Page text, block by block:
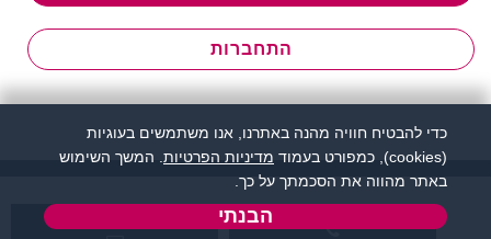
התחברות
כדי להבטיח חוויה מהנה באתרנו, אנו משתמשים בעוגיות
(cookies), כמפורט בעמוד
מדיניות הפרטיות . המשך השימוש
באתר מהווה את הסכמתך על כך.
הבנתי